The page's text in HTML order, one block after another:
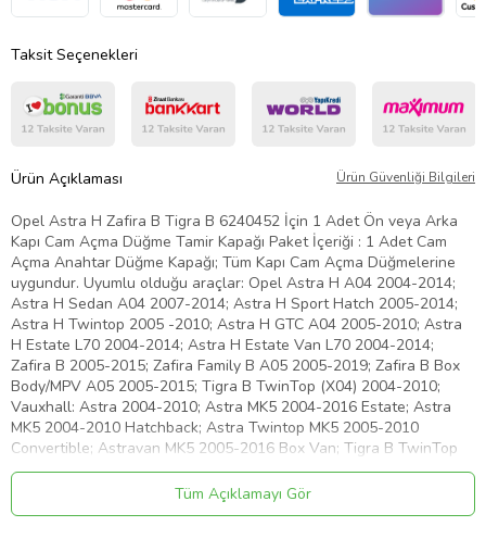
Taksit Seçenekleri
Ürün Açıklaması Ürün Güvenliği Bilgileri
Opel Astra H Zafira B Tigra B 6240452 İçin 1 Adet Ön veya Arka
Kapı Cam Açma Düğme Tamir Kapağı Paket İçeriği : 1 Adet Cam
Açma Anahtar Düğme Kapağı; Tüm Kapı Cam Açma Düğmelerine
uygundur. Uyumlu olduğu araçlar: Opel Astra H A04 2004-2014;
Astra H Sedan A04 2007-2014; Astra H Sport Hatch 2005-2014;
Astra H Twintop 2005 -2010; Astra H GTC A04 2005-2010; Astra
H Estate L70 2004-2014; Astra H Estate Van L70 2004-2014;
Zafira B 2005-2015; Zafira Family B A05 2005-2019; Zafira B Box
Body/MPV A05 2005-2015; Tigra B TwinTop (X04) 2004-2010;
Vauxhall: Astra 2004-2010; Astra MK5 2004-2016 Estate; Astra
MK5 2004-2010 Hatchback; Astra Twintop MK5 2005-2010
Convertible; Astravan MK5 2005-2016 Box Van; Tigra B TwinTop
(X04) 2004-2010; Zafira B 2005-2015. OEM: 6240452, 13228881,
13305011, 1239090, 1240413, 13311236, 6240766, 13305978,
6240774, 13301888, 6240770, 13301884, 6240772, 13301886,
Tüm Açıklamayı Gör